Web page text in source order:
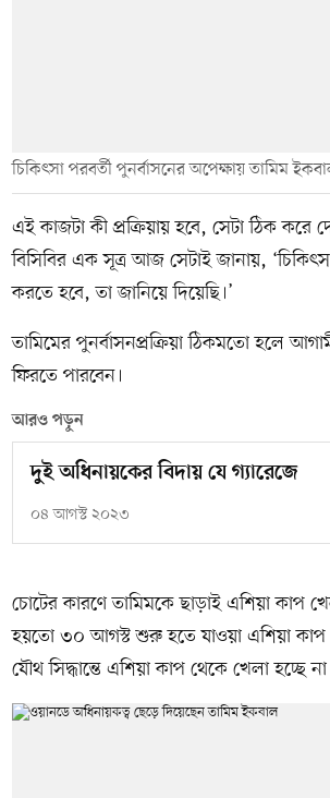
চিকিৎসা পরবর্তী পুনর্বাসনের অপেক্ষায় তামিম
এই কাজটা কী প্রক্রিয়ায় হবে, সেটা ঠিক করে
বিসিবির এক সূত্র আজ সেটাই জানায়,
করতে হবে, তা জানিয়ে দিয়েছি।’
তামিমের পুনর্বাসনপ্রক্রিয়া ঠিকমতো হলে
ফিরতে পারবেন।
আরও পড়ুন
দুই অধিনায়কের বিদায় যে গ্যারেজে
০৪ আগস্ট ২০২৩
চোটের কারণে তামিমকে ছাড়াই এশিয়া কাপ
হয়তো ৩০ আগস্ট শুরু হতে যাওয়া এশিয়া কাপ
যৌথ সিদ্ধান্তে এশিয়া কাপ থেকে খেলা হচ্ছে